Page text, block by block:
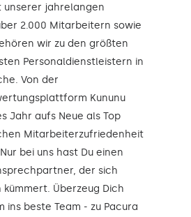
unserer jahrelangen
2.000 Mitarbeitern sowie
wir zu den größten
Personaldienstleistern in
Von der
Kununu
Jahr aufs Neue als Top
Mitarbeiterzufriedenheit
bei uns hast Du einen
der sich
kümmert. Überzeug Dich
ins beste Team - zu Pacura